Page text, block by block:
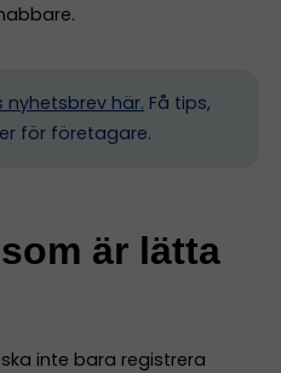
nyhetsbrev här. Få tips,
för företagare.
är lätta
inte bara registrera